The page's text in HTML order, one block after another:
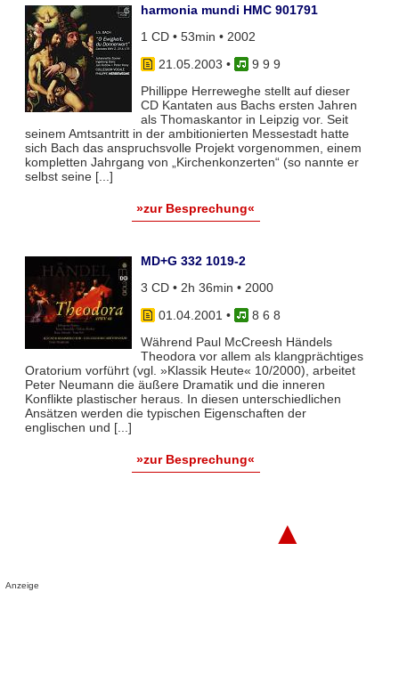
harmonia mundi HMC 901791
1 CD • 53min • 2002
21.05.2003 •
9 9 9
Phillippe Herreweghe stellt auf dieser
CD Kantaten aus Bachs ersten Jahren
als Thomaskantor in Leipzig vor. Seit
seinem Amtsantritt in der ambitionierten Messestadt hatte
sich Bach das anspruchsvolle Projekt vorgenommen, einem
kompletten Jahrgang von „Kirchenkonzerten“ (so nannte er
selbst seine [...]
»zur Besprechung«
MD+G 332 1019-2
3 CD • 2h 36min • 2000
01.04.2001 •
8 6 8
Während Paul McCreesh Händels
Theodora vor allem als klangprächtiges
Oratorium vorführt (vgl. »Klassik Heute« 10/2000), arbeitet
Peter Neumann die äußere Dramatik und die inneren
Konflikte plastischer heraus. In diesen unterschiedlichen
Ansätzen werden die typischen Eigenschaften der
englischen und [...]
»zur Besprechung«
▲
Anzeige